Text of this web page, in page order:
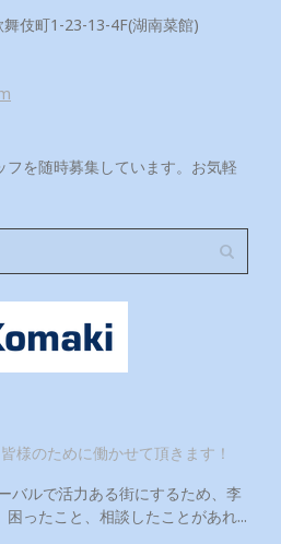
伎町1-23-13-4F(湖南菜館)
を随時募集しています。お気軽
様のために働かせて頂きます！
バルで活力ある街にするため、李
ったこと、相談したことがあれ...